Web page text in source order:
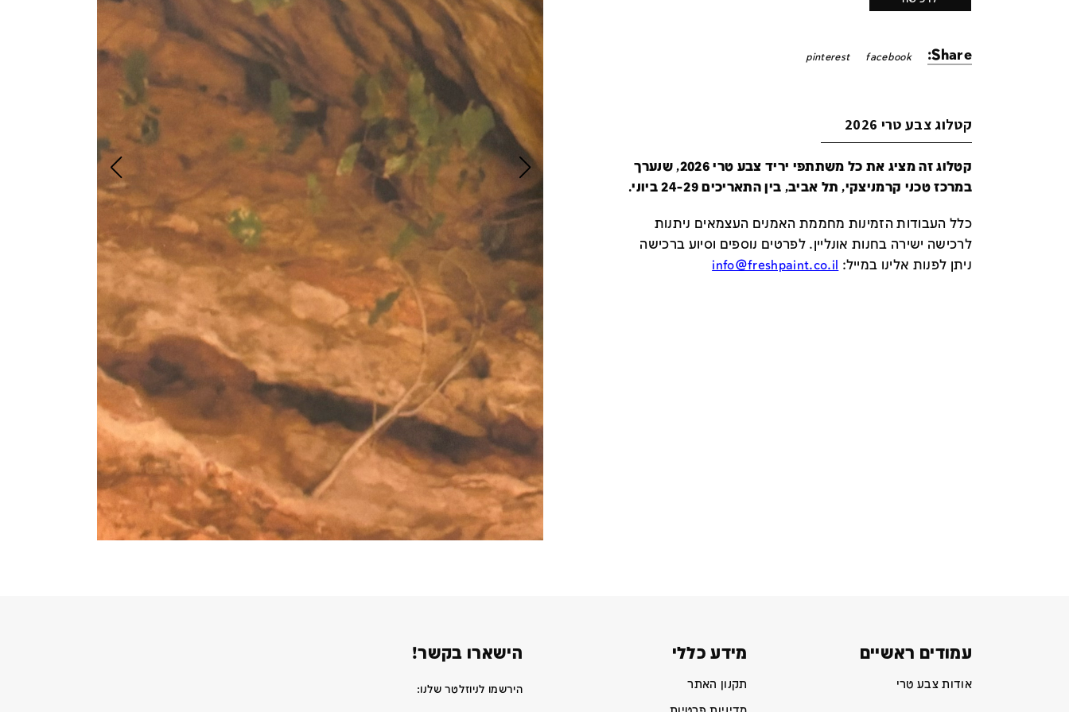
Share:
facebook
pinterest
קטלוג צבע טרי 2026
קטלוג זה מציג את כל משתתפי יריד צבע טרי 2026, שנערך
במרכז טכני קרמניצקי, תל אביב, בין התאריכים 24-29 ביוני.
כלל העבודות הזמינות מחממת האמנים העצמאים ניתנות
לרכישה ישירה בחנות אונליין.לפרטים נוספים וסיוע ברכישה
ניתן לפנות אלינו במייל:
info@freshpaint.co.il
עמודים ראשיים
אודות צבע טרי
מידע כללי
תקנון האתר
הישארו בקשר!
הירשמו לניוזלטר שלנו: